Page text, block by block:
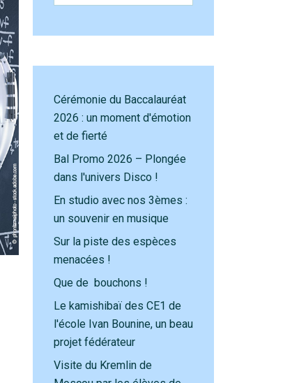
Cérémonie du Baccalauréat
2026 : un moment d'émotion
et de fierté
Bal Promo 2026 – Plongée
dans l'univers Disco !
En studio avec nos 3èmes :
un souvenir en musique
Sur la piste des espèces
menacées !
Que de bouchons !
Le kamishibaï des CE1 de
l'école Ivan Bounine, un beau
projet fédérateur
Visite du Kremlin de